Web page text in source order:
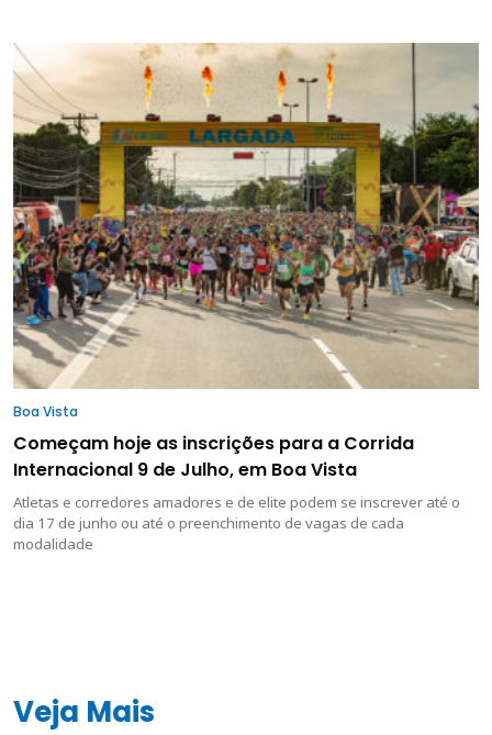
Boa Vista
Começam hoje as inscrições para a Corrida
Internacional 9 de Julho, em Boa Vista
Atletas e corredores amadores e de elite podem se inscrever até o
dia 17 de junho ou até o preenchimento de vagas de cada
modalidade
Veja Mais